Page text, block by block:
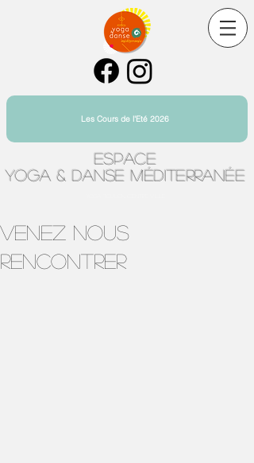
Les Cours de l'Eté 2026
Espace
Yoga & Danse Méditerranée
VENEZ NOUS
RENCONTRER